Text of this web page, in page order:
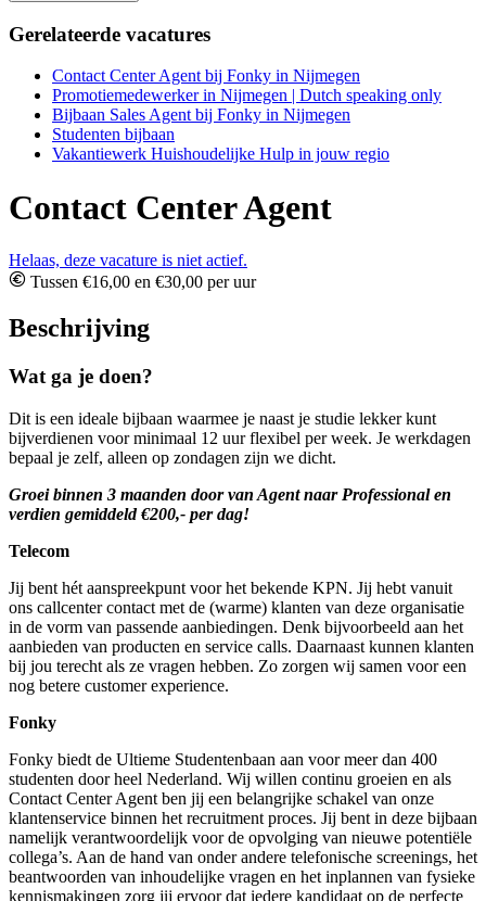
Gerelateerde vacatures
Contact Center Agent bij Fonky in Nijmegen
Promotiemedewerker in Nijmegen | Dutch speaking only
Bijbaan Sales Agent bij Fonky in Nijmegen
Studenten bijbaan
Vakantiewerk Huishoudelijke Hulp in jouw regio
Contact Center Agent
Helaas, deze vacature is niet actief.
Tussen €16,00 en €30,00 per uur
Beschrijving
Wat ga je doen?
Dit is een ideale bijbaan waarmee je naast je studie lekker kunt
bijverdienen voor minimaal 12 uur flexibel per week. Je werkdagen
bepaal je zelf, alleen op zondagen zijn we dicht.
Groei binnen 3 maanden door van Agent naar Professional en
verdien gemiddeld €200,- per dag!
Telecom
Jij bent hét aanspreekpunt voor het bekende KPN. Jij hebt vanuit
ons callcenter contact met de (warme) klanten van deze organisatie
in de vorm van passende aanbiedingen. Denk bijvoorbeeld aan het
aanbieden van producten en service calls. Daarnaast kunnen klanten
bij jou terecht als ze vragen hebben. Zo zorgen wij samen voor een
nog betere customer experience.
Fonky
Fonky biedt de Ultieme Studentenbaan aan voor meer dan 400
studenten door heel Nederland. Wij willen continu groeien en als
Contact Center Agent ben jij een belangrijke schakel van onze
klantenservice binnen het recruitment proces. Jij bent in deze bijbaan
namelijk verantwoordelijk voor de opvolging van nieuwe potentiële
collega’s. Aan de hand van onder andere telefonische screenings, het
beantwoorden van inhoudelijke vragen en het inplannen van fysieke
kennismakingen zorg jij ervoor dat iedere kandidaat op de perfecte